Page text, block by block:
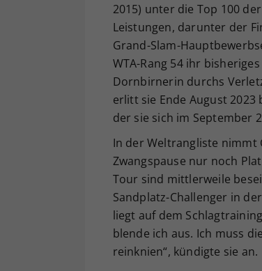
2015) unter die Top 100
Leistungen, darunter der
Grand-Slam-
WTA-Rang 54 ihr
Dornbirnerin durchs
erlitt sie Ende August
der sie sich im September
In der Weltrangliste nimmt
Zwangspause nur noch
Tour sind mittlerweile
Sandplatz-Challenger in
liegt auf dem
blende ich aus. Ich muss
reinknien“, kündigte sie an.